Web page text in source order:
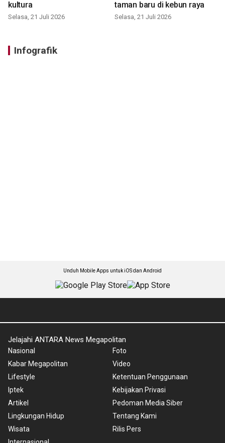
kultura
Selasa, 21 Juli 2026
taman baru di kebun raya
Selasa, 21 Juli 2026
Infografik
Unduh Mobile Apps untuk iOS dan Android
Jelajahi ANTARA News Megapolitan
Nasional
Kabar Megapolitan
Lifestyle
Iptek
Artikel
Lingkungan Hidup
Wisata
Foto
Video
Ketentuan Penggunaan
Kebijakan Privasi
Pedoman Media Siber
Tentang Kami
Rilis Pers